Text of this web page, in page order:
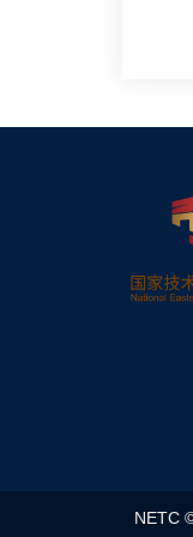
NETC